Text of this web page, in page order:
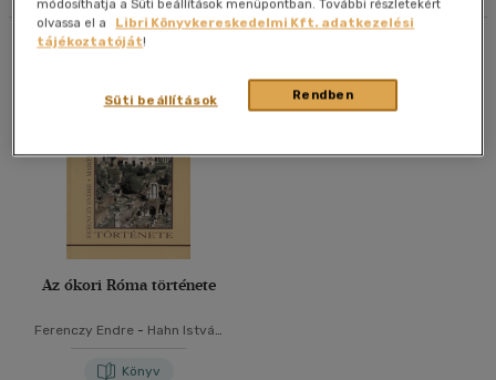
20 db / oldal
Alkalmaz
Az ókori Róma története
Ferenczy Endre - Hahn István
Könyv
módosíthatja a Süti beállítások menüpontban. További részletekért
olvassa el a
Libri Könyvkereskedelmi Kft. adatkezelési
tájékoztatóját!
Rendben
Süti beállítások